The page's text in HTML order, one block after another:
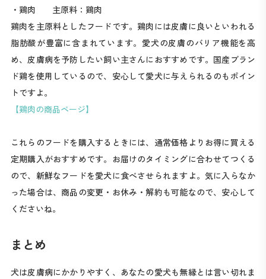
・鶏肉 主原料：鶏肉
鶏肉を主原料としたフードです。鶏肉には皮膚に良いといわれる
脂肪酸が豊富に含まれています。愛犬の皮膚のバリア機能を高
め、皮膚病を予防したい飼い主さんにおすすめです。国産ブラン
ド鶏を使用しているので、安心して愛犬に与えられるのもポイン
トですよ。
【鶏肉の商品ページ】
これらのフードを購入するときには、通常価格よりお得に買える
定期購入がおすすめです。お届けのタイミングに合わせてつくる
ので、新鮮なフードを愛犬に食べさせられますよ。気に入らなか
った場合は、商品の変更・お休み・解約も可能なので、安心して
くださいね。
まとめ
犬は皮膚病にかかりやすく、あなたの愛犬も無縁とは言い切れま